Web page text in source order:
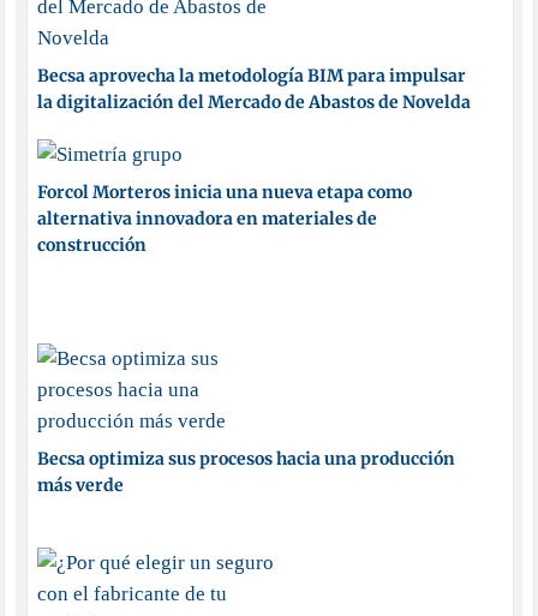
Becsa aprovecha la metodología BIM para impulsar
la digitalización del Mercado de Abastos de Novelda
Forcol Morteros inicia una nueva etapa como
alternativa innovadora en materiales de
construcción
Becsa optimiza sus procesos hacia una producción
más verde